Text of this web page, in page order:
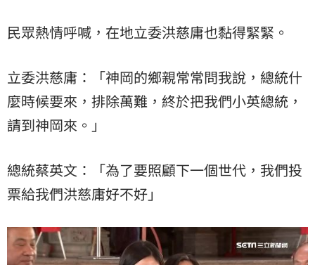
民眾熱情呼喊，在地立委洪慈庸也黏得緊緊。
立委洪慈庸：「神岡的鄉親常常問我說，總統什
麼時候要來，排除萬難，終於把我們小英總統，
請到神岡來。」
總統蔡英文：「為了要照顧下一個世代，我們投
票給我們洪慈庸好不好」